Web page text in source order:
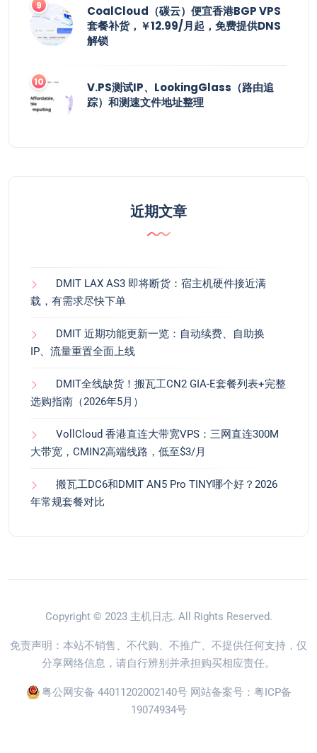
CoalCloud（碳云）便宜香港BGP VPS
套餐补货，￥12.99/月起，免费提供DNS
解锁
V.PS测试IP、LookingGlass（路由追
踪）和测速文件地址整理
近期文章
DMIT LAX AS3 即将断货：宿主机硬件接近满
载，有需求尽快下单
DMIT 近期功能更新一览：自动续费、自助换
IP、流量重置全面上线
DMIT全线缺货！搬瓦工CN2 GIA-E套餐列表+完整
选购指南（2026年5月）
VollCloud 香港直连大带宽VPS：三网直连300M
大带宽，CMIN2高端线路，低至$3/月
搬瓦工DC6和DMIT AN5 Pro TINY哪个好？2026
年常规套餐对比
Copyright © 2023 主机日志. All Rights Reserved.
免责声明：本站不销售、不代购、不推广、不提供任何支持，仅
分享网络信息，请自行辨别并承担购买相应责任。
粤公网安备 44011202002140号 网站备案号： 粤ICP备
19074934号